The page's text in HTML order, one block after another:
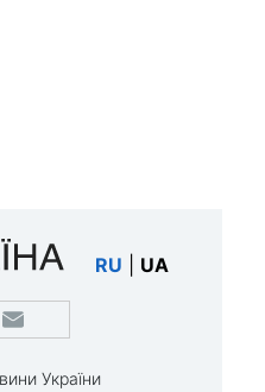
RU UA
України